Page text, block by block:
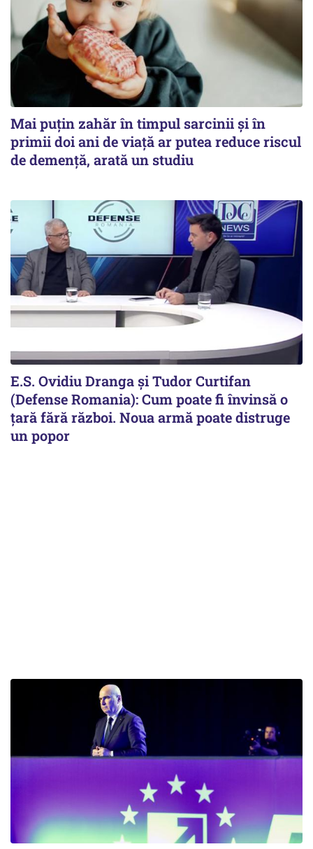
Mai puțin zahăr în timpul sarcinii și în
primii doi ani de viață ar putea reduce riscul
de demență, arată un studiu
E.S. Ovidiu Dranga și Tudor Curtifan
(Defense Romania): Cum poate fi învinsă o
țară fără război. Noua armă poate distruge
un popor